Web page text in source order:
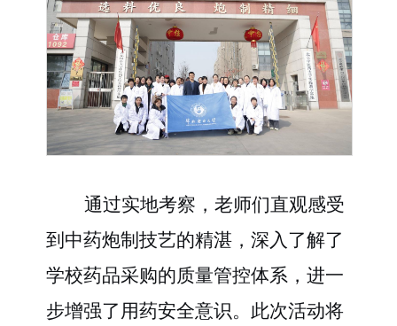
通过实地考察，老师们直观感受
到中药炮制技艺的精湛，深入了解了
学校药品采购的质量管控体系，进一
步增强了用药安全意识。此次活动将